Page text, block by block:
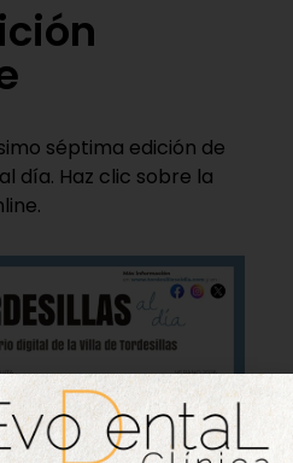
séptima edición de
día. Haz clic sobre la